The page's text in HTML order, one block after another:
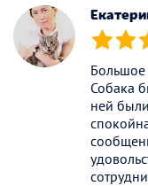
(*) (*)
Собака
ней